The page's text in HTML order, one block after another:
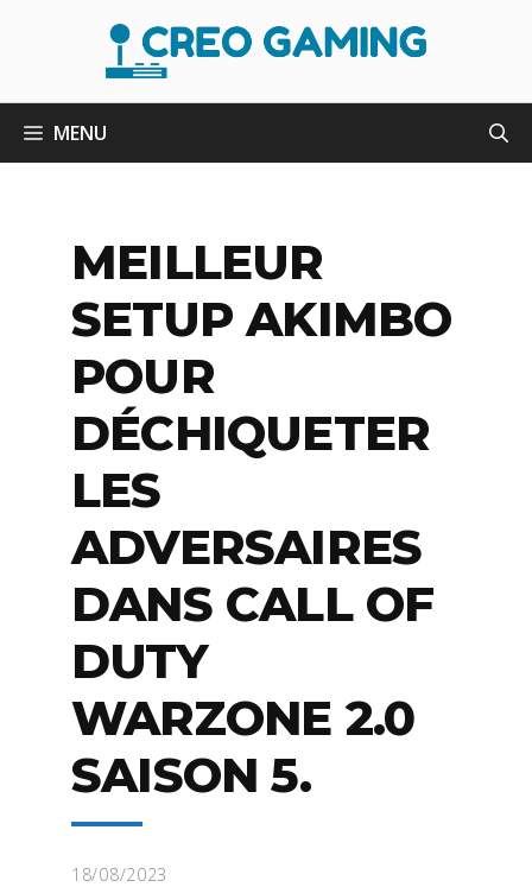
MENU
MEILLEUR
SETUP AKIMBO
POUR
DÉCHIQUETER
LES
ADVERSAIRES
DANS CALL OF
DUTY
WARZONE 2.0
SAISON 5.
18/08/2023